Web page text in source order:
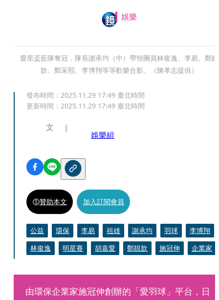
娛樂
愛星盃藍隊奪冠，隊長謝承均（中）帶領團員林俊逸、李易、鄭靚
歆、鄭采熙、李博翔等等歡樂合影。（陳孝志提供）
發布時間： 2025.11.29 17:49 臺北時間
更新時間： 2025.11.29 17:49 臺北時間
文
娛樂組
贊助本文 加入訂閱會員
公益 環保 李易 祖雄 謝承均 羽球
李博翔
林俊逸
明星賽 胡嘉愛 鄭靚歆 施冠伸 企業家
由環保企業家施冠伸創辦的「愛羽球」平台，日